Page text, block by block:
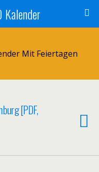
Mit Feiertagen
[PDF,